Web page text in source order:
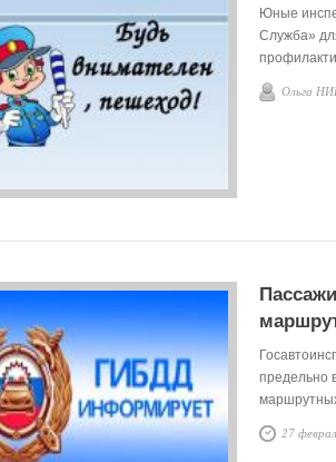
Юные
Служба»
Ольга
предельно
27